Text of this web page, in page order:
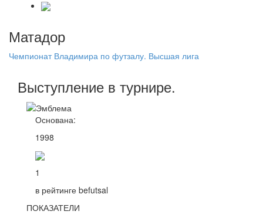
Матадор
Чемпионат Владимира по футзалу. Высшая лига
Выступление в турнире.
Основана:
1998
1
в рейтинге befutsal
ПОКАЗАТЕЛИ